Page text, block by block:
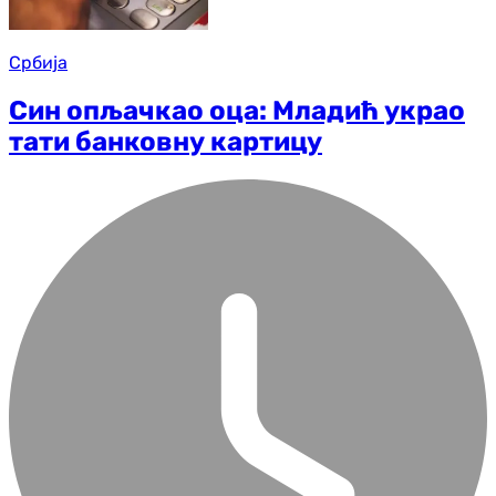
Србија
Син опљачкао оца: Младић украо
тати банковну картицу